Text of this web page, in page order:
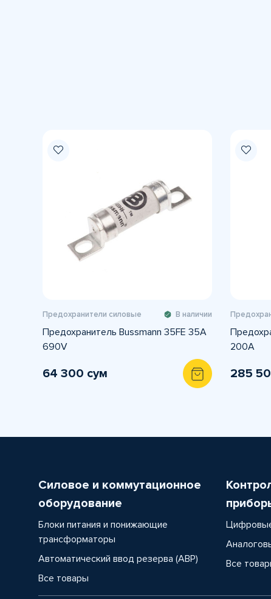
Предохранители силовые В наличии
Предохранитель Bussmann 35FE 35A
690V
64 300 сум
200A
285
Силовое и коммутационное
оборудование
Блоки питания и понижающие
трансформаторы
Автоматический ввод резерва (АВР)
Все товары
Все